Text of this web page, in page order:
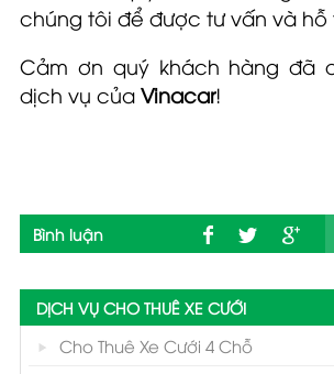
chúng tôi để được tư vấn và hỗ
Cảm ơn quý khách hàng đã
dịch vụ của Vinacar!
Bình luận
DỊCH VỤ CHO THUÊ XE CƯỚI
Cho Thuê Xe Cưới 4 Chỗ